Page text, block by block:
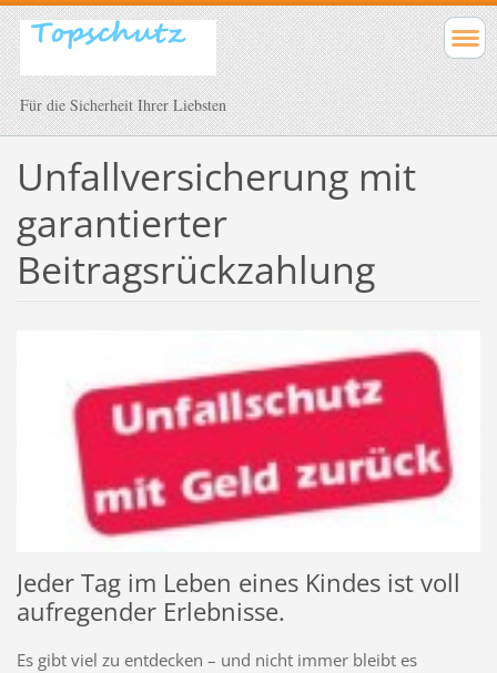
Für die Sicherheit Ihrer Liebsten
Unfallversicherung mit
garantierter
Beitragsrückzahlung
Jeder Tag im Leben eines Kindes ist voll
aufregender Erlebnisse.
Es gibt viel zu entdecken – und nicht immer bleibt es